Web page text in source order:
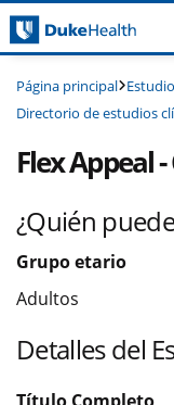
Saltar navegación
Página principal
Directorio de estudios
Flex Appeal
¿Quién
Grupo etario
Adultos
Detalles del